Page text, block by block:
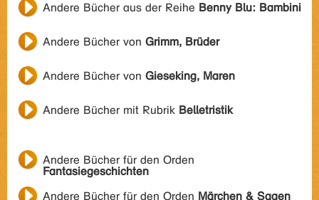
Andere Bücher aus der Reihe Benny Blu: Bambini
Andere Bücher von Grimm, Brüder
Andere Bücher von Gieseking, Maren
Andere Bücher mit Rubrik Belletristik
Andere Bücher für den Orden
Fantasiegeschichten
Andere Bücher für den Orden Märchen & Sagen